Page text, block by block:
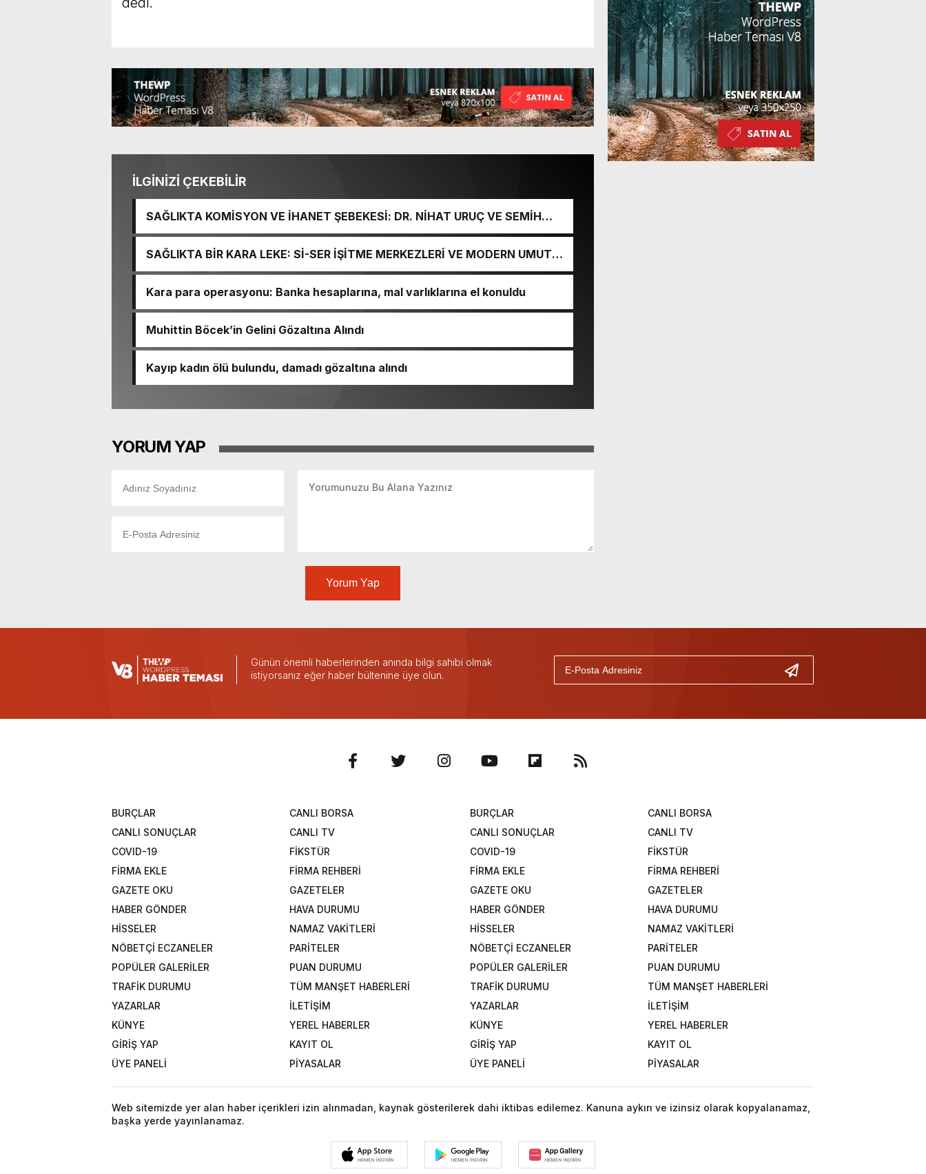
İLGİNİZİ ÇEKEBİLİR
SAĞLIKTA KOMİSYON VE İHANET ŞEBEKESİ: DR. NİHAT URUÇ VE SEMİH
İŞİTME MERKEZİ’NİN SGK VURGUNU!
SAĞLIKTA BİR KARA LEKE: Sİ-SER İŞİTME MERKEZLERİ VE MODERN UMUT
TACİRLİĞİ
Kara para operasyonu: Banka hesaplarına, mal varlıklarına el konuldu
Muhittin Böcek’in Gelini Gözaltına Alındı
Kayıp kadın ölü bulundu, damadı gözaltına alındı
YORUM YAP
Yorum Yap
Günün önemli haberlerinden anında bilgi sahibi olmak
istiyorsanız eğer haber bültenine üye olun.
BURÇLAR
CANLI BORSA
CANLI SONUÇLAR
CANLI TV
COVID-19
FİKSTÜR
FİRMA EKLE
FİRMA REHBERİ
GAZETE OKU
GAZETELER
HABER GÖNDER
HAVA DURUMU
HİSSELER
NAMAZ VAKİTLERİ
NÖBETÇİ ECZANELER
PARİTELER
POPÜLER GALERİLER
PUAN DURUMU
TRAFİK DURUMU
TÜM MANŞET HABERLERİ
YAZARLAR
İLETİŞİM
KÜNYE
YEREL HABERLER
GİRİŞ YAP
KAYIT OL
ÜYE PANELİ
PİYASALAR
BURÇLAR
CANLI BORSA
CANLI SONUÇLAR
CANLI TV
COVID-19
FİKSTÜR
FİRMA EKLE
FİRMA REHBERİ
GAZETE OKU
GAZETELER
HABER GÖNDER
HAVA DURUMU
HİSSELER
NAMAZ VAKİTLERİ
NÖBETÇİ ECZANELER
PARİTELER
POPÜLER GALERİLER
PUAN DURUMU
TRAFİK DURUMU
TÜM MANŞET HABERLERİ
YAZARLAR
İLETİŞİM
KÜNYE
YEREL HABERLER
GİRİŞ YAP
KAYIT OL
ÜYE PANELİ
PİYASALAR
Web sitemizde yer alan haber içerikleri izin alınmadan, kaynak gösterilerek dahi iktibas edilemez. Kanuna aykırı ve izinsiz olarak kopyalanamaz,
başka yerde yayınlanamaz.